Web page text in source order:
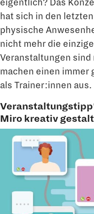
eigentlich? Das
hat sich in den
physische
nicht mehr die
Veranstaltungen sind
machen einen immer
als Trainer:innen aus.
Miro kreativ